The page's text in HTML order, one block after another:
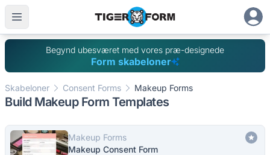
Begynd ubesværet med vores præ-designede
Form skabeloner
Skabeloner Consent Forms Makeup Forms
Build Makeup Form Templates
Makeup Forms
Makeup Consent Form